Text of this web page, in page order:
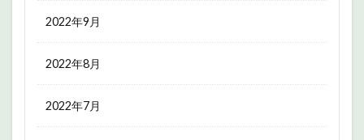
2022年9月
2022年8月
2022年7月